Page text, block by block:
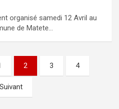
organisé samedi 12 Avril au
de Matete…
2 3 4
Suivant